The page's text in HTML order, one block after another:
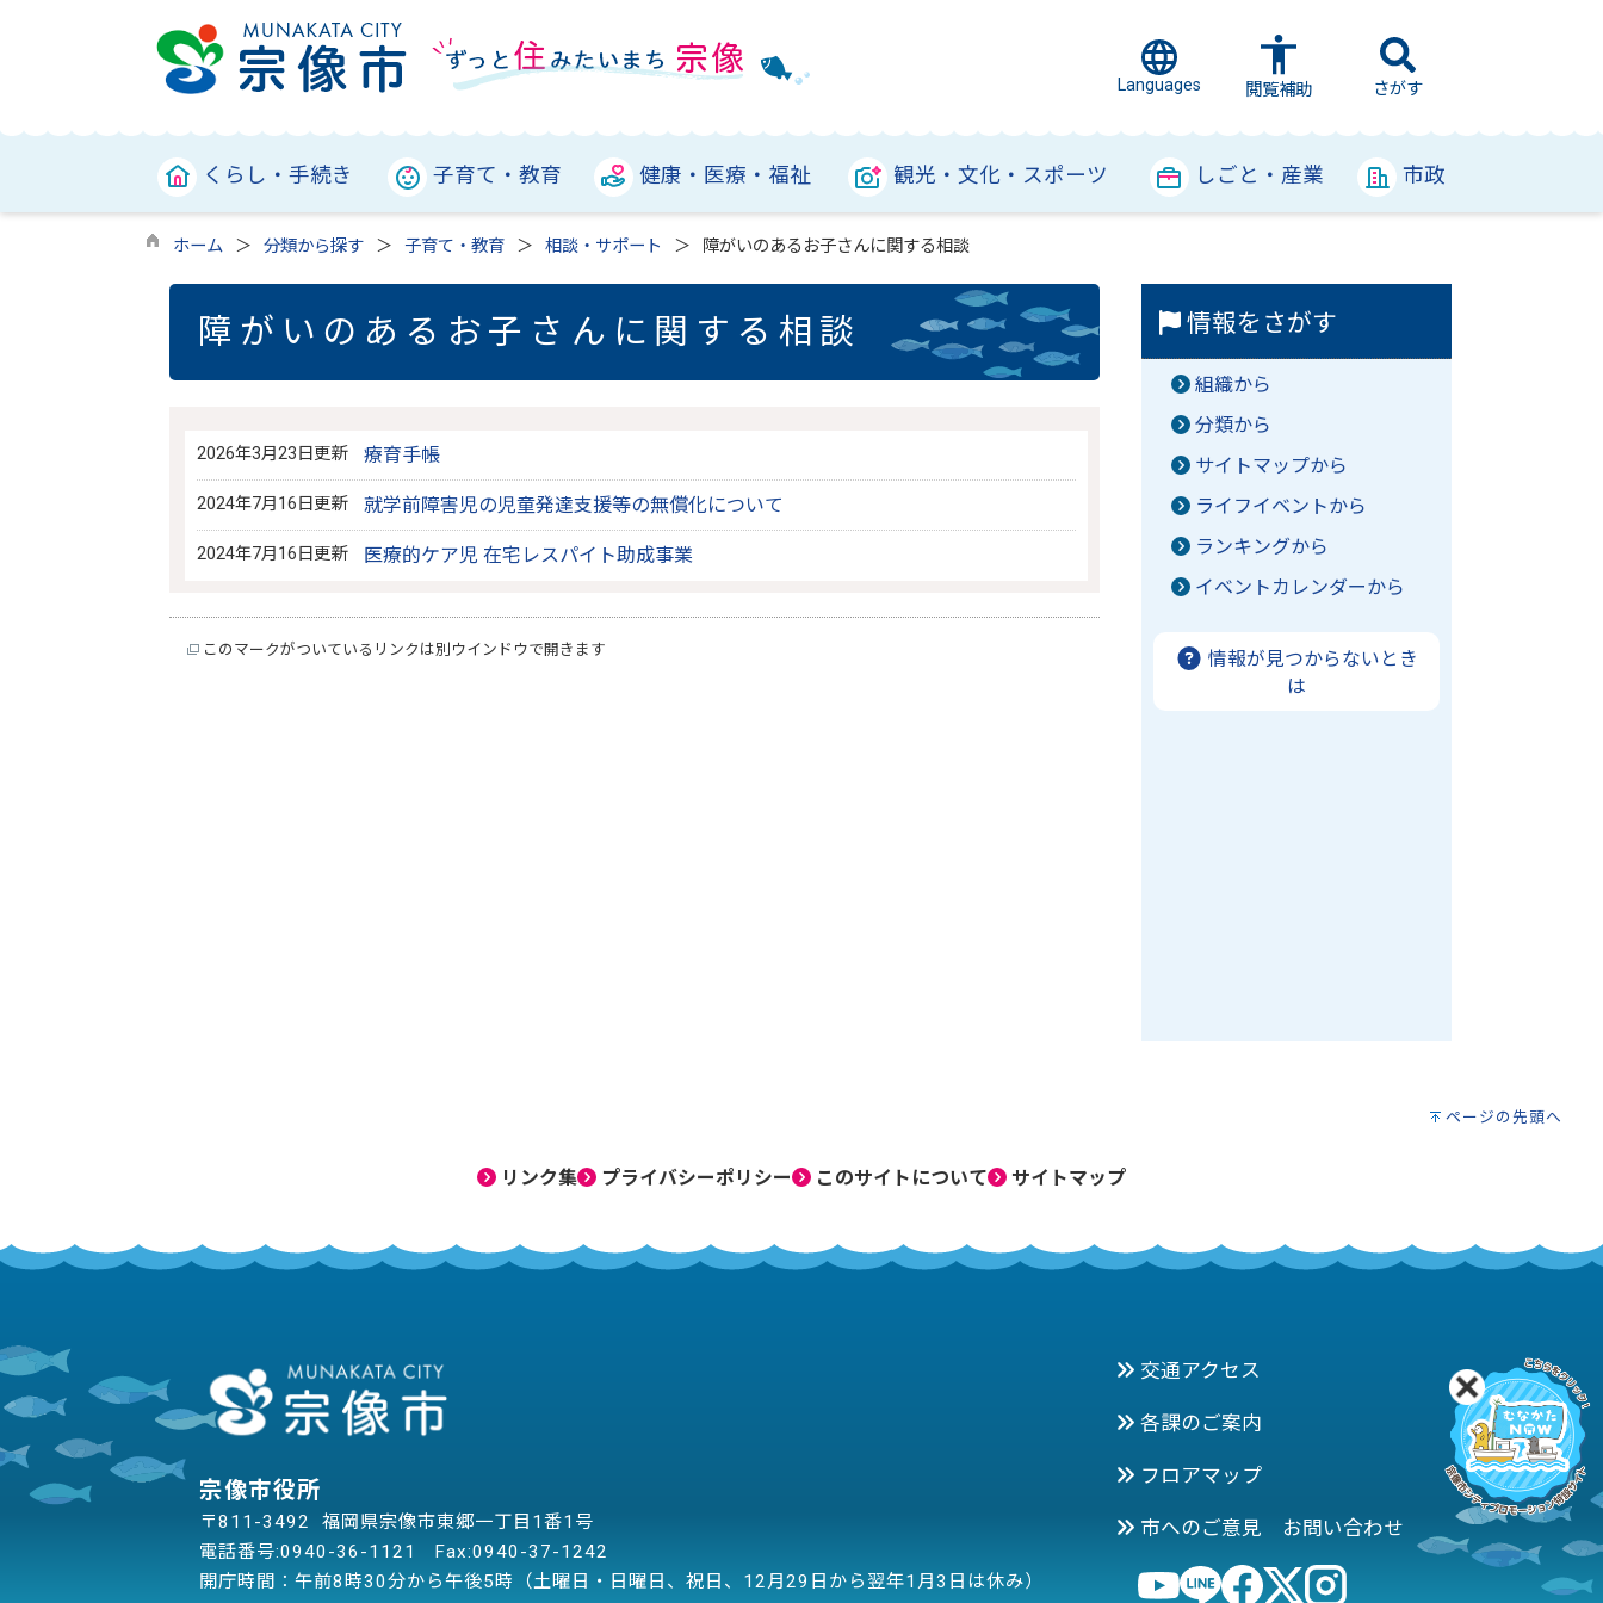
Languages 閲覧補助 さがす
くらし・手続き 子育て・教育 健康・医療・福祉 観光・文化・スポーツ しごと・産業 市政
ホーム 分類から探す 子育て・教育 相談・サポート 障がいのあるお子さんに関する相談
障がいのあるお子さんに関する相談
2026年3月23日更新 療育手帳
2024年7月16日更新 就学前障害児の児童発達支援等の無償化について
2024年7月16日更新 医療的ケア児 在宅レスパイト助成事業
このマークがついているリンクは別ウインドウで開きます
情報をさがす
組織から
分類から
サイトマップから
ライフイベントから
ランキングから
イベントカレンダーから
情報が見つからないとき
は
ページの先頭へ
リンク集 プライバシーポリシー このサイトについて サイトマップ
宗像市役所
〒811-3492 福岡県宗像市東郷一丁目1番1号
電話番号:0940-36-1121
Fax:0940-37-1242
開庁時間：午前8時30分から午後5時（土曜日・日曜日、祝日、12月29日から翌年1月3日は休み）
交通アクセス
各課のご案内
フロアマップ
市へのご意見 お問い合わせ